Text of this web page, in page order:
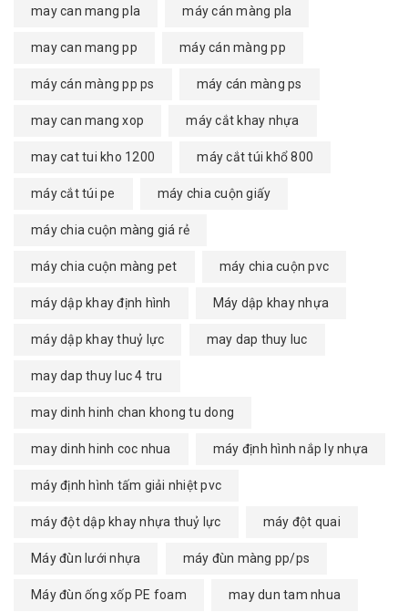
may can mang pla máy cán màng pla
may can mang pp máy cán màng pp
máy cán màng pp ps máy cán màng ps
may can mang xop máy cắt khay nhựa
may cat tui kho 1200 máy cắt túi khổ 800
máy cắt túi pe máy chia cuộn giấy
máy chia cuộn màng giá rẻ
máy chia cuộn màng pet máy chia cuộn pvc
máy dập khay định hình Máy dập khay nhựa
máy dập khay thuỷ lực may dap thuy luc
may dap thuy luc 4 tru
may dinh hinh chan khong tu dong
may dinh hinh coc nhua máy định hình nắp ly nhựa
máy định hình tấm giải nhiệt pvc
máy đột dập khay nhựa thuỷ lực máy đột quai
Máy đùn lưới nhựa máy đùn màng pp/ps
Máy đùn ống xốp PE foam may dun tam nhua